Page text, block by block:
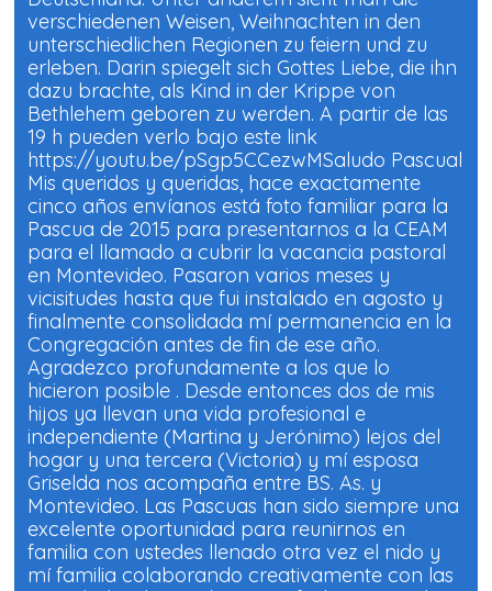
verschiedenen Weisen, Weihnachten in den
unterschiedlichen Regionen zu feiern und zu
erleben. Darin spiegelt sich Gottes Liebe, die ihn
dazu brachte, als Kind in der Krippe von
Bethlehem geboren zu werden. A partir de las
19 h pueden verlo bajo este link
https://youtu.be/pSgp5CCezwMSaludo Pascual
Mis queridos y queridas, hace exactamente
cinco años envíanos está foto familiar para la
Pascua de 2015 para presentarnos a la CEAM
para el llamado a cubrir la vacancia pastoral
en Montevideo. Pasaron varios meses y
vicisitudes hasta que fui instalado en agosto y
finalmente consolidada mí permanencia en la
Congregación antes de fin de ese año.
Agradezco profundamente a los que lo
hicieron posible . Desde entonces dos de mis
hijos ya llevan una vida profesional e
independiente (Martina y Jerónimo) lejos del
hogar y una tercera (Victoria) y mí esposa
Griselda nos acompaña entre BS. As. y
Montevideo. Las Pascuas han sido siempre una
excelente oportunidad para reunirnos en
familia con ustedes llenado otra vez el nido y
mí familia colaborando creativamente con las